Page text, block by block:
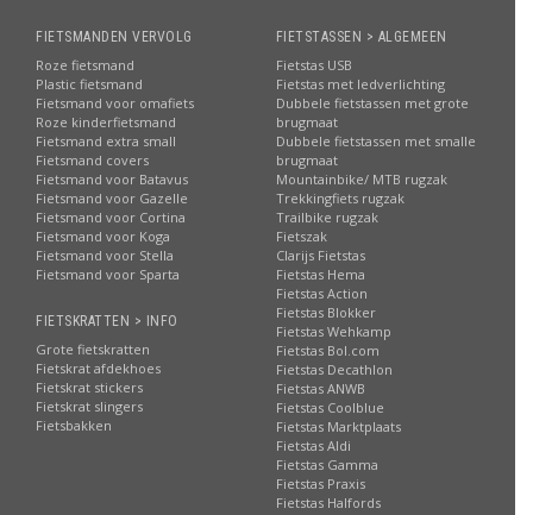
FIETSMANDEN VERVOLG
Roze fietsmand
Plastic fietsmand
Fietsmand voor omafiets
Roze kinderfietsmand
Fietsmand extra small
Fietsmand covers
Fietsmand voor Batavus
Fietsmand voor Gazelle
Fietsmand voor Cortina
Fietsmand voor Koga
Fietsmand voor Stella
Fietsmand voor Sparta
FIETSKRATTEN > INFO
Grote fietskratten
Fietskrat afdekhoes
Fietskrat stickers
Fietskrat slingers
Fietsbakken
FIETSTASSEN > ALGEMEEN
Fietstas USB
Fietstas met ledverlichting
Dubbele fietstassen met grote
brugmaat
Dubbele fietstassen met smalle
brugmaat
Mountainbike/ MTB rugzak
Trekkingfiets rugzak
Trailbike rugzak
Fietszak
Clarijs Fietstas
Fietstas Hema
Fietstas Action
Fietstas Blokker
Fietstas Wehkamp
Fietstas Bol.com
Fietstas Decathlon
Fietstas ANWB
Fietstas Coolblue
Fietstas Marktplaats
Fietstas Aldi
Fietstas Gamma
Fietstas Praxis
Fietstas Halfords